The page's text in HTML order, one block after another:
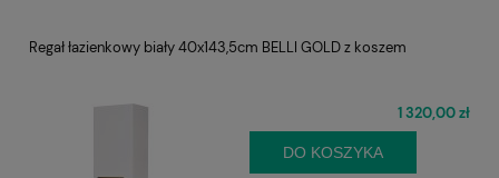
Regał łazienkowy biały 40x143,5cm BELLI GOLD z koszem
1 320,00 zł
DO KOSZYKA